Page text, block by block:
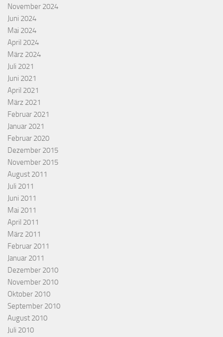
November 2024
Juni 2024
Mai 2024
April 2024
März 2024
Juli 2021
Juni 2021
April 2021
März 2021
Februar 2021
Januar 2021
Februar 2020
Dezember 2015
November 2015
August 2011
Juli 2011
Juni 2011
Mai 2011
April 2011
März 2011
Februar 2011
Januar 2011
Dezember 2010
November 2010
Oktober 2010
September 2010
August 2010
Juli 2010